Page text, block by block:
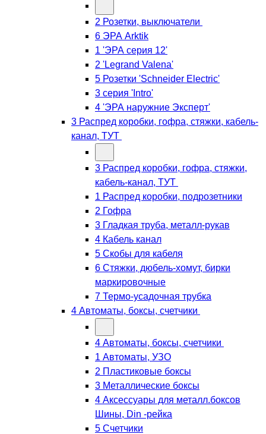
2 Розетки, выключатели
6 ЭРА Arktik
1 'ЭРА серия 12'
2 'Legrand Valena'
5 Розетки 'Schneider Electric'
3 серия 'Intro'
4 'ЭРА наружние Эксперт'
3 Распред коробки, гофра, стяжки, кабель-
канал, ТУТ
3 Распред коробки, гофра, стяжки,
кабель-канал, ТУТ
1 Распред коробки, подрозетники
2 Гофра
3 Гладкая труба, металл-рукав
4 Кабель канал
5 Скобы для кабеля
6 Стяжки, дюбель-хомут, бирки
маркировочные
7 Термо-усадочная трубка
4 Автоматы, боксы, счетчики
4 Автоматы, боксы, счетчики
1 Автоматы, УЗО
2 Пластиковые боксы
3 Металлические боксы
4 Аксессуары для металл.боксов
Шины, Din -рейка
5 Счетчики